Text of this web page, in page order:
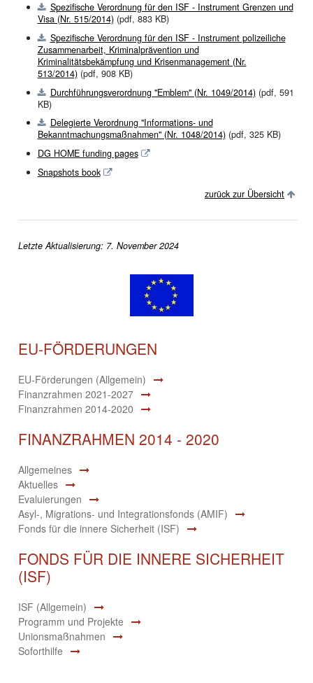
Spezifische Verordnung für den ISF - Instrument Grenzen und
Visa (Nr. 515/2014)(pdf, 883 KB)
Spezifische Verordnung für den ISF - Instrument polizeiliche
Zusammenarbeit, Kriminalprävention und
Kriminalitätsbekämpfung und Krisenmanagement (Nr.
513/2014)(pdf, 908 KB)
Durchführungsverordnung "Emblem" (Nr. 1049/2014)(pdf, 591
KB)
Delegierte Verordnung "Informations- und
Bekanntmachungsmaßnahmen" (Nr. 1048/2014)(pdf, 325 KB)
DG HOME funding pages
Snapshots book
zurück zur Übersicht
Letzte Aktualisierung: 7. November 2024
EU-FÖRDERUNGEN
EU-Förderungen (Allgemein)
Finanzrahmen 2021-2027
Finanzrahmen 2014-2020
FINANZRAHMEN 2014 - 2020
Allgemeines
Aktuelles
Evaluierungen
Asyl-, Migrations- und Integrationsfonds (AMIF)
Fonds für die innere Sicherheit (ISF)
FONDS FÜR DIE INNERE SICHERHEIT
(ISF)
ISF (Allgemein)
Programm und Projekte
Unionsmaßnahmen
Soforthilfe